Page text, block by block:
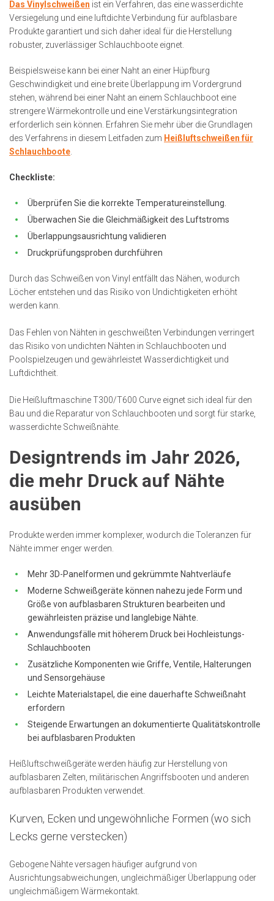
Das Vinylschweißen ist ein Verfahren, das eine wasserdichte
Versiegelung und eine luftdichte Verbindung für aufblasbare
Produkte garantiert und sich daher ideal für die Herstellung
robuster, zuverlässiger Schlauchboote eignet.
Beispielsweise kann bei einer Naht an einer Hüpfburg
Geschwindigkeit und eine breite Überlappung im Vordergrund
stehen, während bei einer Naht an einem Schlauchboot eine
strengere Wärmekontrolle und eine Verstärkungsintegration
erforderlich sein können. Erfahren Sie mehr über die Grundlagen
des Verfahrens in diesem Leitfaden zum Heißluftschweißen für
Schlauchboote
Checkliste:
Überprüfen Sie die korrekte Temperatureinstellung.
Überwachen Sie die Gleichmäßigkeit des Luftstroms
Überlappungsausrichtung validieren
Druckprüfungsproben durchführen
Durch das Schweißen von Vinyl entfällt das Nähen, wodurch
Löcher entstehen und das Risiko von Undichtigkeiten erhöht
werden kann.
Das Fehlen von Nähten in geschweißten Verbindungen verringert
das Risiko von undichten Nähten in Schlauchbooten und
Poolspielzeugen und gewährleistet Wasserdichtigkeit und
Luftdichtheit.
Die Heißluftmaschine T300/T600 Curve eignet sich ideal für den
Bau und die Reparatur von Schlauchbooten und sorgt für starke,
wasserdichte Schweißnähte.
Designtrends im Jahr 2026,
die mehr Druck auf Nähte
ausüben
Produkte werden immer komplexer, wodurch die Toleranzen für
Nähte immer enger werden.
Mehr 3D-Panelformen und gekrümmte Nahtverläufe
Moderne Schweißgeräte können nahezu jede Form und
Größe von aufblasbaren Strukturen bearbeiten und
gewährleisten präzise und langlebige Nähte.
Anwendungsfälle mit höherem Druck bei Hochleistungs-
Schlauchbooten
Zusätzliche Komponenten wie Griffe, Ventile, Halterungen
und Sensorgehäuse
Leichte Materialstapel, die eine dauerhafte Schweißnaht
erfordern
Steigende Erwartungen an dokumentierte Qualitätskontrolle
bei aufblasbaren Produkten
Heißluftschweißgeräte werden häufig zur Herstellung von
aufblasbaren Zelten, militärischen Angriffsbooten und anderen
aufblasbaren Produkten verwendet.
Kurven, Ecken und ungewöhnliche Formen (wo sich
Lecks gerne verstecken)
Gebogene Nähte versagen häufiger aufgrund von
Ausrichtungsabweichungen, ungleichmäßiger Überlappung oder
ungleichmäßigem Wärmekontakt.